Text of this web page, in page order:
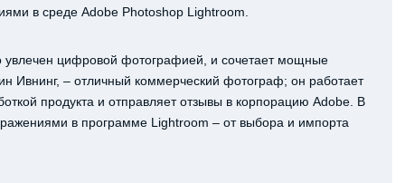
в среде Adobe Photoshop Lightroom.
увлечен цифровой фотографией, и сочетает мощные
Ивнинг, – отличный коммерческий фотограф; он работает
продукта и отправляет отзывы в корпорацию Adobe. В
в программе Lightroom – от выбора и импорта